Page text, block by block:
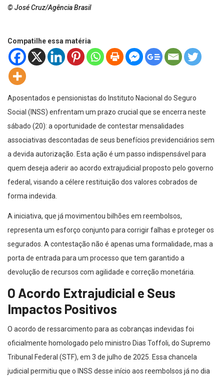
© José Cruz/Agência Brasil
Compatilhe essa matéria
Aposentados e pensionistas do Instituto Nacional do Seguro
Social (INSS) enfrentam um prazo crucial que se encerra neste
sábado (20): a oportunidade de contestar mensalidades
associativas descontadas de seus benefícios previdenciários sem
a devida autorização. Esta ação é um passo indispensável para
quem deseja aderir ao acordo extrajudicial proposto pelo governo
federal, visando a célere restituição dos valores cobrados de
forma indevida.
A iniciativa, que já movimentou bilhões em reembolsos,
representa um esforço conjunto para corrigir falhas e proteger os
segurados. A contestação não é apenas uma formalidade, mas a
porta de entrada para um processo que tem garantido a
devolução de recursos com agilidade e correção monetária.
O Acordo Extrajudicial e Seus
Impactos Positivos
O acordo de ressarcimento para as cobranças indevidas foi
oficialmente homologado pelo ministro Dias Toffoli, do Supremo
Tribunal Federal (STF), em 3 de julho de 2025. Essa chancela
judicial permitiu que o INSS desse início aos reembolsos já no dia